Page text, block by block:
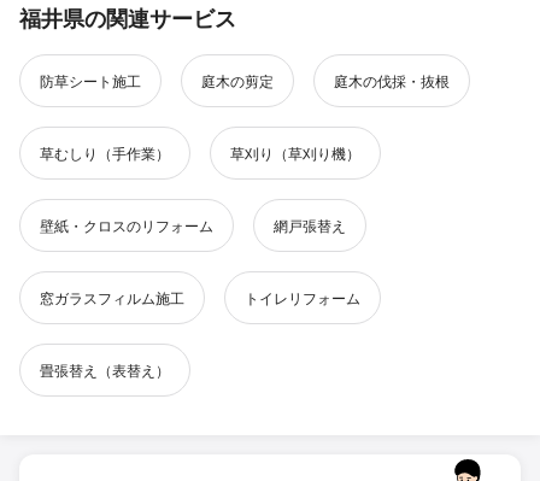
福井県の関連サービス
防草シート施工 庭木の剪定 庭木の伐採・抜根
草むしり（手作業） 草刈り（草刈り機）
壁紙・クロスのリフォーム 網戸張替え
窓ガラスフィルム施工 トイレリフォーム
畳張替え（表替え）